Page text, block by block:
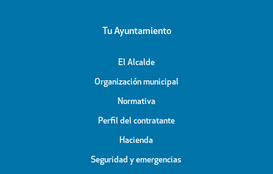
Tu Ayuntamiento
El Alcalde
Organización municipal
Normativa
Perfil del contratante
Hacienda
Seguridad y emergencias